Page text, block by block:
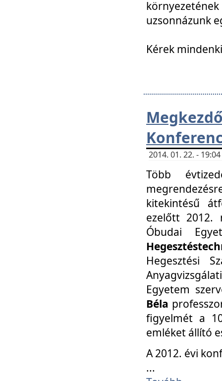
uzsonnázunk
Kérek
2014. 01. 22. -
Több
kitekintésű
ezelőtt 2012.
Óbudai
Hegesztési
Egyetem
Béla
figyelmét a
emléket állító
A 2012. évi
...